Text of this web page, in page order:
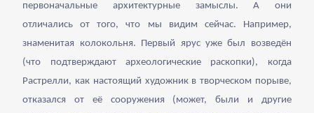
первоначальные архитектурные замыслы. А они
отличались от того, что мы видим сейчас. Например,
знаменитая колокольня. Первый ярус уже был возведён
(что подтверждают археологические раскопки), когда
Растрелли, как настоящий художник в творческом порыве,
отказался от её сооружения (может, были и другие